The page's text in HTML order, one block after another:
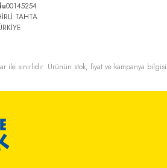
00145254
TAHTA
ile sınırlıdır. Ürünün stok, fiyat ve kampanya